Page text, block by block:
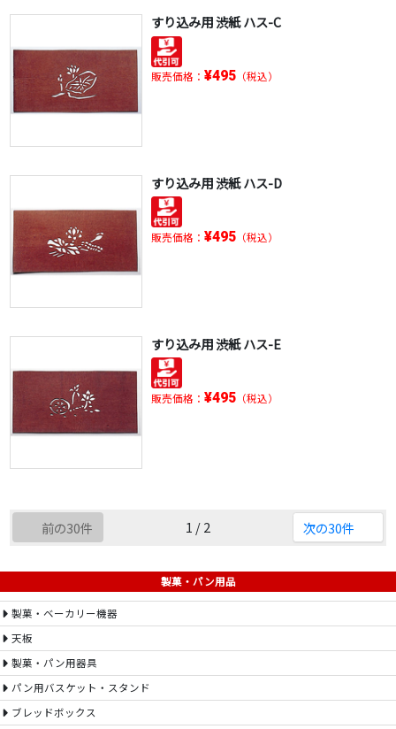
すり込み用 渋紙 ハス-C
販売価格： ¥495（税込）
すり込み用 渋紙 ハス-D
販売価格： ¥495（税込）
すり込み用 渋紙 ハス-E
販売価格： ¥495（税込）
前の30件 1 / 2 次の30件
製菓・パン用品
製菓・ベーカリー機器
天板
製菓・パン用器具
パン用バスケット・スタンド
ブレッドボックス